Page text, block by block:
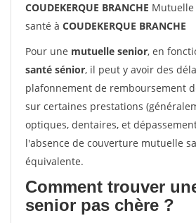
COUDEKERQUE BRANCHE
santé à COUDEKERQUE BRANCHE
Pour une mutuelle senior, en
santé sénior, il peut y avoir des
plafonnement de remboursement
sur certaines prestations
optiques, dentaires, et
l'absence de couverture mutuelle
équivalente.
Comment trouver
senior pas chère ?